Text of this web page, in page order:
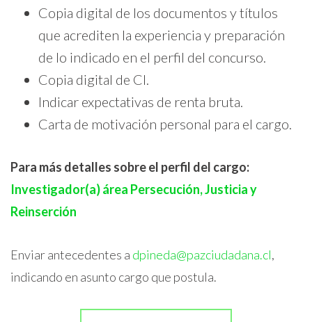
Copia digital de los documentos y títulos
que acrediten la experiencia y preparación
de lo indicado en el perfil del concurso.
Copia digital de CI.
Indicar expectativas de renta bruta.
Carta de motivación personal para el cargo.
Para más detalles sobre el perfil del cargo:
Investigador(a) área Persecución, Justicia y
Reinserción
Enviar antecedentes a dpineda@pazciudadana.cl,
indicando en asunto cargo que postula.